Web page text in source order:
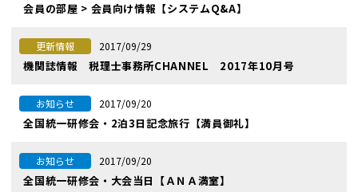
会員の部屋 > 会員向け情報【システムQ&A】
更新情報 2017/09/29
機関誌情報 税理士事務所CHANNEL 2017年10月号
お知らせ 2017/09/20
全国統一研修会・2泊3日記念旅行【満員御礼】
お知らせ 2017/09/20
全国統一研修会・大会当日【ＡＮＡ満室】